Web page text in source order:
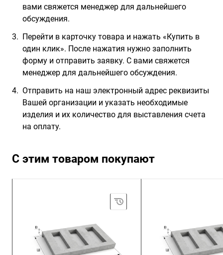
вами свяжется менеджер для дальнейшего
обсуждения.
Перейти в карточку товара и нажать «Купить в
один клик». После нажатия нужно заполнить
форму и отправить заявку. С вами свяжется
менеджер для дальнейшего обсуждения.
Отправить на наш электронный адрес реквизиты
Вашей организации и указать необходимые
изделия и их количество для выставления счета
на оплату.
С этим товаром покупают